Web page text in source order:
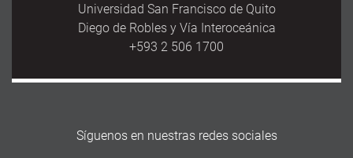
Universidad San Francisco de Quito
Diego de Robles y Vía Interoceánica
+593 2 506 1700
Síguenos en nuestras redes sociales